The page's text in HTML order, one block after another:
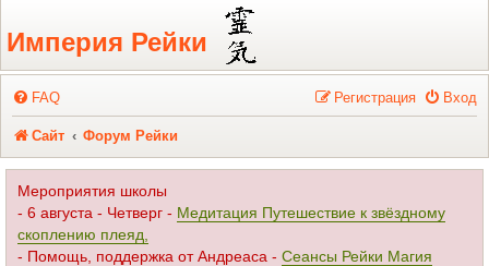
Регистрация
Империя Рейки
FAQ Вход
Регистрация
Сайт Форум Рейки
Мероприятия школы
- 6 августа - Четверг - Медитация Путешествие к звёздному
скоплению плеяд,
- Помощь, поддержка от Андреаса - Сеансы Рейки Магия